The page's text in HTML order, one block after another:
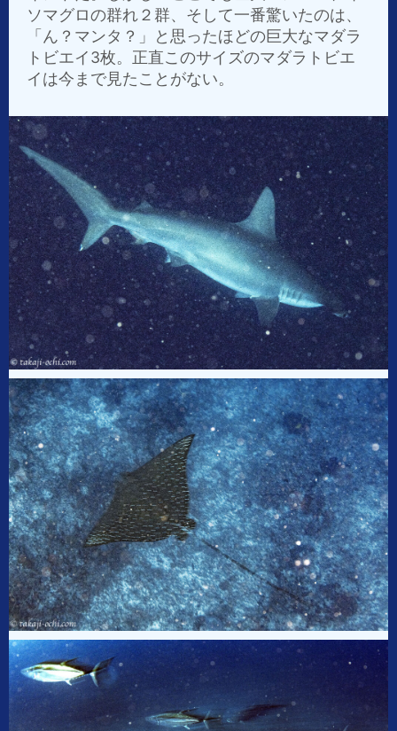
ソマグロの群れ２群、そして一番驚いたのは、
「ん？マンタ？」と思ったほどの巨大なマダラ
トビエイ3枚。正直このサイズのマダラトビエ
イは今まで見たことがない。